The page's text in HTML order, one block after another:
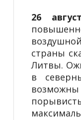
26
страны
Литвы.
в